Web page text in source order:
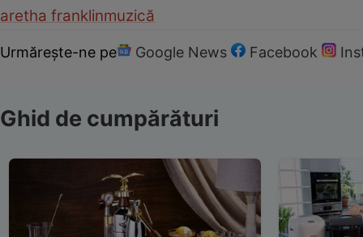
aretha franklinmuzică
Urmărește-ne pe Google News Facebook
Ghid de cumpărături